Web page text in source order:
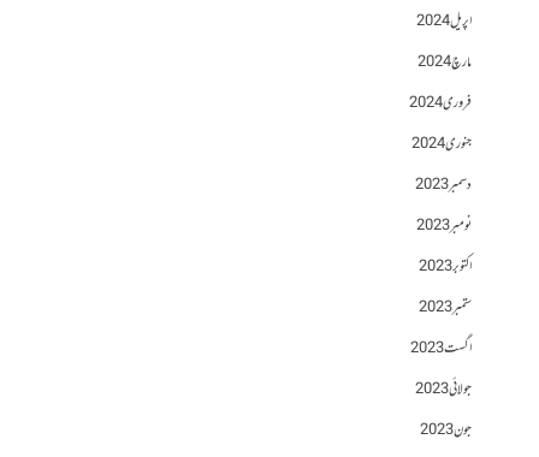
اپریل 2024
مارچ 2024
فروری 2024
جنوری 2024
دسمبر 2023
نومبر 2023
اکتوبر 2023
ستمبر 2023
اگست 2023
جولائی 2023
جون 2023